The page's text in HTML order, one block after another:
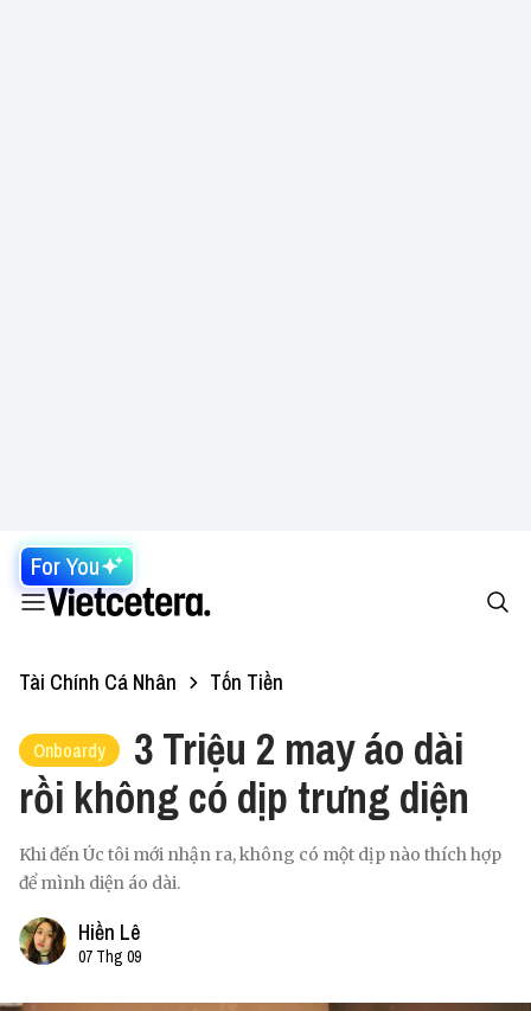
For You
Tài Chính Cá Nhân Tốn Tiền
Onboardy
3 Triệu 2 may áo dài
rồi không có dịp trưng diện
Khi đến Úc tôi mới nhận ra, không có một dịp nào thích hợp
để mình diện áo dài.
Hiền Lê
07 Thg 09